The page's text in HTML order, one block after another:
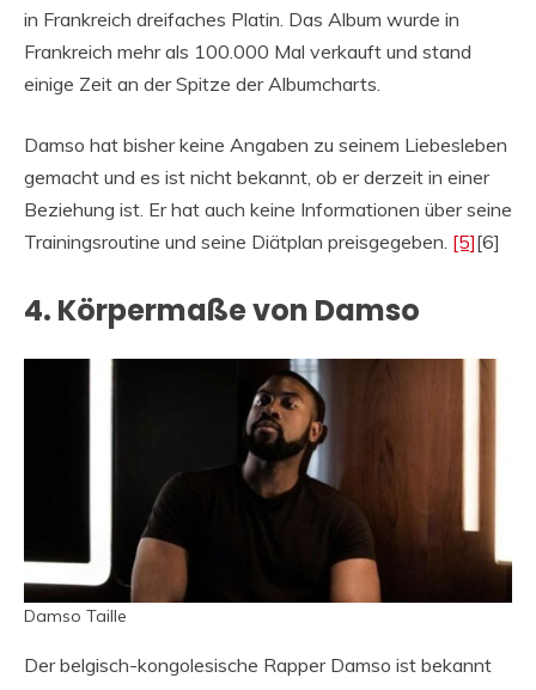
in Frankreich dreifaches Platin. Das Album wurde in
Frankreich mehr als 100.000 Mal verkauft und stand
einige Zeit an der Spitze der Albumcharts.
Damso hat bisher keine Angaben zu seinem Liebesleben
gemacht und es ist nicht bekannt, ob er derzeit in einer
Beziehung ist. Er hat auch keine Informationen über seine
Trainingsroutine und seine Diätplan preisgegeben. [5][6]
4. Körpermaße von Damso
Damso Taille
Der belgisch-kongolesische Rapper Damso ist bekannt